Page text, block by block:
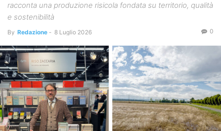
racconta una produzione risicola fondata su territorio, qualità
e sostenibilità
By Redazione - 8 Luglio 2026 0